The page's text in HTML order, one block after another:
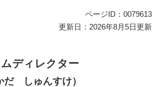
ページID：0079613
更新日：2026年8月5日更新
ディレクター
だ しゅんすけ）​